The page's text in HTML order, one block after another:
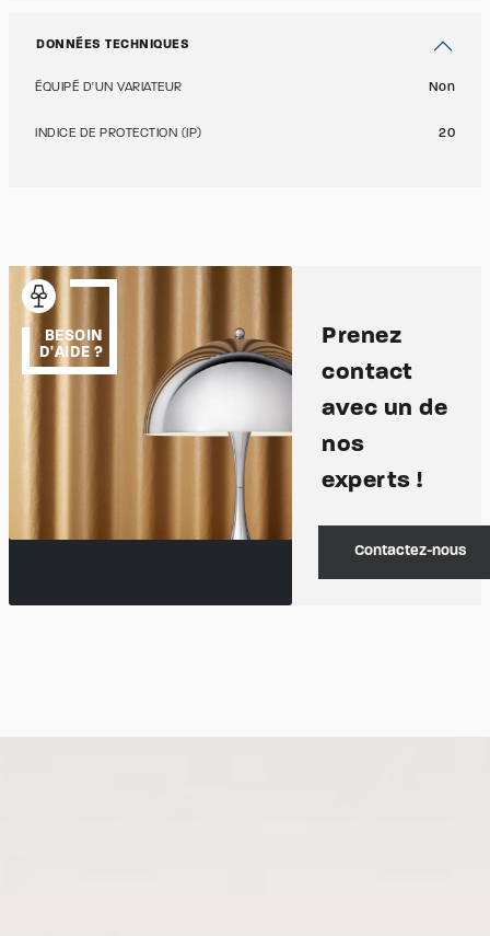
DONNÉES TECHNIQUES
ÉQUIPÉ D'UN VARIATEUR Non
INDICE DE PROTECTION (IP) 20
BESOIN
D'AIDE ?
Prenez
contact
avec un de
nos
experts !
Contactez-nous